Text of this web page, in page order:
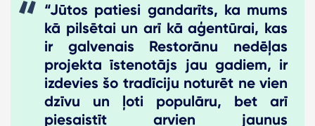
“Jūtos patiesi gandarīts, ka mums
kā pilsētai un arī kā aģentūrai, kas
ir galvenais Restorānu nedēļas
projekta īstenotājs jau gadiem, ir
izdevies šo tradīciju noturēt ne vien
dzīvu un ļoti populāru, bet arī
piesaistīt arvien jaunus